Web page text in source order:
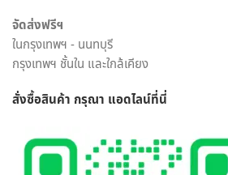
เราพร้อมรังสรรค์สินค้าตามความต้องการ
สามารถเลือกสั่งดอกไม้และรูปแบบการจัดด
ทีมงานจาก ร้านดอกไม้ออนไลน์ ดุจเดือน ฟ
ปรึกษาแนะนำเรื่องการส่งของขวัญ ประเภท
ประทับใจให้กับผู้รับมากที่สุด ไม่ว่าจะเป็นโอ
หรือวันสำคัญใด นึกถึงงานรับจัดดอกไม้จา
ฟลอริสท์” เท่านั้น เราไม่ทำให้คุณผิดหวังแ
จัดส่งฟรีฯ
ในกรุงเทพฯ - นนทบุรี
กรุงเทพฯ ชั้นใน และใกล้เคียง
สั่งซื้อสินค้า กรุณา แอดไลน์ที่นี่